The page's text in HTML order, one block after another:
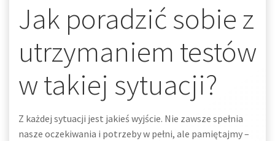
Jak poradzić sobie z
utrzymaniem testów
w takiej sytuacji?
Z każdej sytuacji jest jakieś wyjście. Nie zawsze spełnia
nasze oczekiwania i potrzeby w pełni, ale pamiętajmy –